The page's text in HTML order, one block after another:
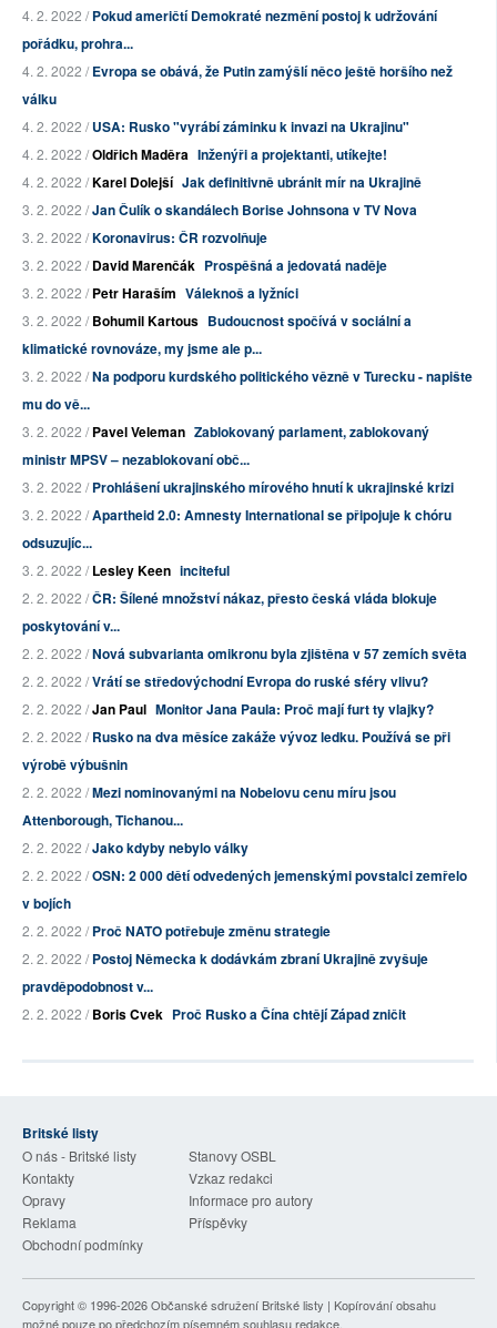
4. 2. 2022 /Pokud američtí Demokraté nezmění postoj k udržování
pořádku, prohra...
4. 2. 2022 /Evropa se obává, že Putin zamýšlí něco ještě horšího než
válku
4. 2. 2022 /USA: Rusko "vyrábí záminku k invazi na Ukrajinu"
4. 2. 2022 /Oldřich Maděra Inženýři a projektanti, utíkejte!
4. 2. 2022 /Karel Dolejší Jak definitivně ubránit mír na Ukrajině
3. 2. 2022 /Jan Čulík o skandálech Borise Johnsona v TV Nova
3. 2. 2022 /Koronavirus: ČR rozvolňuje
3. 2. 2022 /David Marenčák Prospěšná a jedovatá naděje
3. 2. 2022 /Petr Haraším Váleknoš a lyžníci
3. 2. 2022 /Bohumil Kartous Budoucnost spočívá v sociální a
klimatické rovnováze, my jsme ale p...
3. 2. 2022 /Na podporu kurdského politického vězně v Turecku - napište
mu do vě...
3. 2. 2022 /Pavel Veleman Zablokovaný parlament, zablokovaný
ministr MPSV – nezablokovaní obč...
3. 2. 2022 /Prohlášení ukrajinského mírového hnutí k ukrajinské krizi
3. 2. 2022 /Apartheid 2.0: Amnesty International se připojuje k chóru
odsuzujíc...
3. 2. 2022 /Lesley Keen inciteful
2. 2. 2022 /ČR: Šílené množství nákaz, přesto česká vláda blokuje
poskytování v...
2. 2. 2022 /Nová subvarianta omikronu byla zjištěna v 57 zemích světa
2. 2. 2022 /Vrátí se středovýchodní Evropa do ruské sféry vlivu?
2. 2. 2022 /Jan Paul Monitor Jana Paula: Proč mají furt ty vlajky?
2. 2. 2022 /Rusko na dva měsíce zakáže vývoz ledku. Používá se při
výrobě výbušnin
2. 2. 2022 /Mezi nominovanými na Nobelovu cenu míru jsou
Attenborough, Tichanou...
2. 2. 2022 /Jako kdyby nebylo války
2. 2. 2022 /OSN: 2 000 dětí odvedených jemenskými povstalci zemřelo
v bojích
2. 2. 2022 /Proč NATO potřebuje změnu strategie
2. 2. 2022 /Postoj Německa k dodávkám zbraní Ukrajině zvyšuje
pravděpodobnost v...
2. 2. 2022 /Boris Cvek Proč Rusko a Čína chtějí Západ zničit
Britské listy
O nás - Britské listy
Stanovy OSBL
Kontakty
Vzkaz redakci
Opravy
Informace pro autory
Reklama
Příspěvky
Obchodní podmínky
Copyright © 1996-2026Občanské sdružení Britské listy | Kopírování obsahu
možné pouze po předchozím písemném souhlasu redakce.